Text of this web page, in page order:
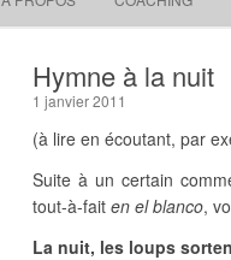
Hymne à la nuit
1 janvier 2011
(à lire en écoutant, par
Suite à un certain
tout-à-fait en el blanco,
La nuit, les loups